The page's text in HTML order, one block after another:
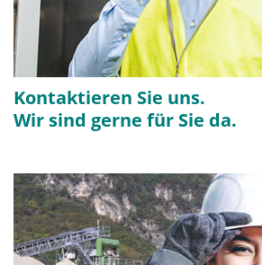
Kontaktieren Sie uns.
Wir sind gerne für Sie da.